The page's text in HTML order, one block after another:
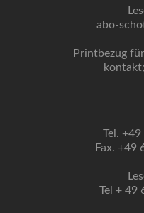
abo-
Printbezug
Tel.
Fax. +49
Tel + 49